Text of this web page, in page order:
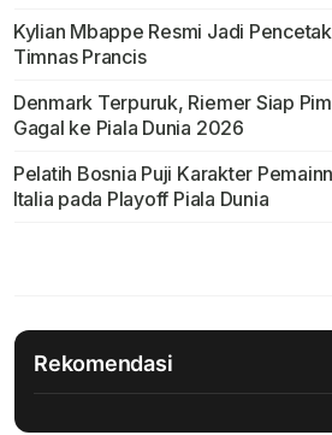
Kylian Mbappe Resmi Jadi
Timnas Prancis
Denmark Terpuruk, Riemer Siap
Gagal ke Piala Dunia 2026
Pelatih Bosnia Puji Karakter
Italia pada Playoff Piala Dunia
Rekomendasi